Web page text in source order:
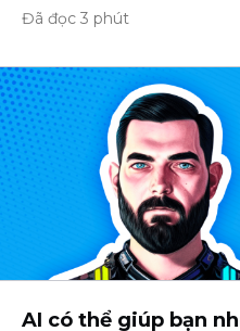
Đã đọc 3 phút
AI có thể giúp bạn